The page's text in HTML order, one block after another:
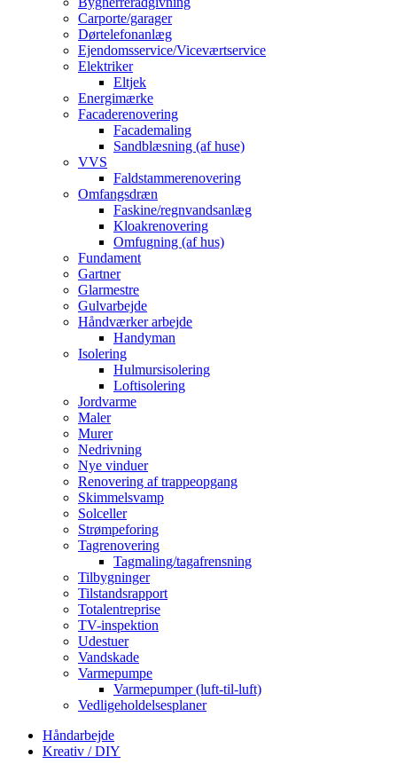
Carporte/garager
Dørtelefonanlæg
Ejendomsservice/Viceværtservice
Elektriker
Eltjek
Energimærke
Facaderenovering
Facademaling
Sandblæsning (af huse)
VVS
Faldstammerenovering
Omfangsdræn
Faskine/regnvandsanlæg
Kloakrenovering
Omfugning (af hus)
Fundament
Gartner
Glarmestre
Gulvarbejde
Håndværker arbejde
Handyman
Isolering
Hulmursisolering
Loftisolering
Jordvarme
Maler
Murer
Nedrivning
Nye vinduer
Renovering af trappeopgang
Skimmelsvamp
Solceller
Strømpeforing
Tagrenovering
Tagmaling/tagafrensning
Tilbygninger
Tilstandsrapport
Totalentreprise
TV-inspektion
Udestuer
Vandskade
Varmepumpe
Varmepumper (luft-til-luft)
Vedligeholdelsesplaner
Håndarbejde
Kreativ / DIY